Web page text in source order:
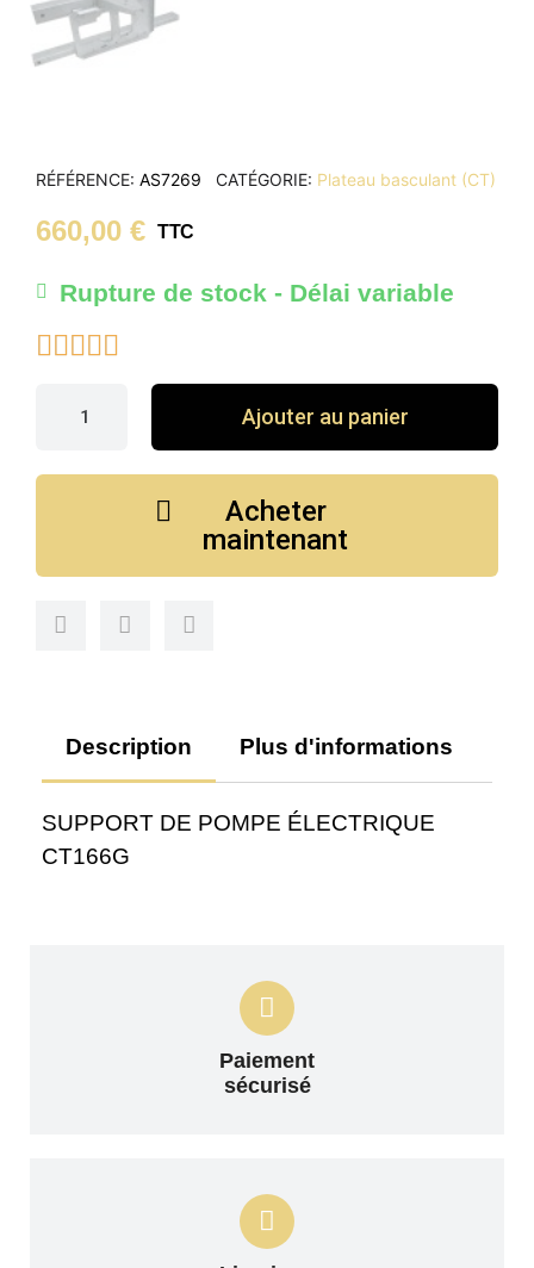
RÉFÉRENCE AS7269 CATÉGORIE Plateau basculant (CT)
660,00 € TTC
Rupture de stock - Délai variable

Ajouter au panier
Acheter
maintenant
Description Plus d'informations
SUPPORT DE POMPE ÉLECTRIQUE
CT166G
Paiement
sécurisé